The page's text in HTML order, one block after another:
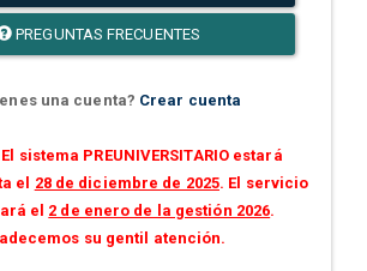
PREGUNTAS FRECUENTES
una cuenta? Crear cuenta
sistema PREUNIVERSITARIO estará
el 28 de diciembre de 2025. El servicio
el 2 de enero de la gestión 2026.
su gentil atención.